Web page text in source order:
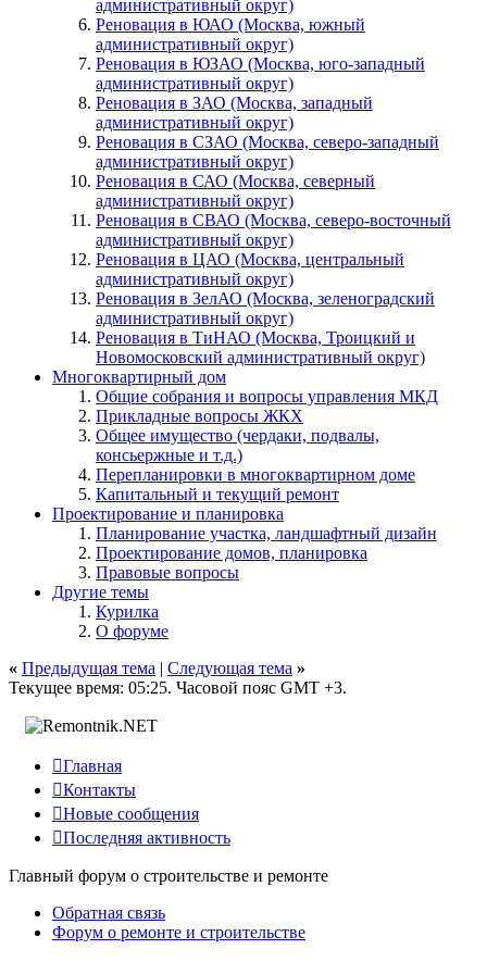
административный округ)
Реновация в ЮАО (Москва, южный
административный округ)
Реновация в ЮЗАО (Москва, юго-западный
административный округ)
Реновация в ЗАО (Москва, западный
административный округ)
Реновация в СЗАО (Москва, северо-западный
административный округ)
Реновация в САО (Москва, северный
административный округ)
Реновация в СВАО (Москва, северо-восточный
административный округ)
Реновация в ЦАО (Москва, центральный
административный округ)
Реновация в ЗелАО (Москва, зеленоградский
административный округ)
Реновация в ТиНАО (Москва, Троицкий и
Новомосковский административный округ)
Многоквартирный дом
Общие собрания и вопросы управления МКД
Прикладные вопросы ЖКХ
Общее имущество (чердаки, подвалы,
консьержные и т.д.)
Перепланировки в многоквартирном доме
Капитальный и текущий ремонт
Проектирование и планировка
Планирование участка, ландшафтный дизайн
Проектирование домов, планировка
Правовые вопросы
Другие темы
Курилка
О форуме
« Предыдущая тема | Следующая тема »
Текущее время: 05:25. Часовой пояс GMT +3.
Главная
Контакты
Новые сообщения
Последняя активность
Главный форум о строительстве и ремонте
Обратная связь
Форум о ремонте и строительстве